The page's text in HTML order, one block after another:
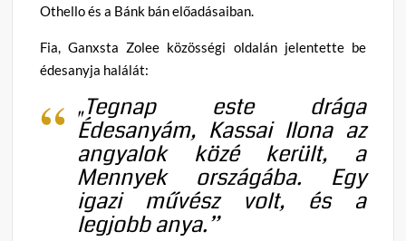
Othello és a Bánk bán előadásaiban.
Fia, Ganxsta Zolee közösségi oldalán jelentette be
édesanyja halálát:
„Tegnap este drága
Édesanyám, Kassai Ilona az
angyalok közé került, a
Mennyek országába. Egy
igazi művész volt, és a
legjobb anya.”